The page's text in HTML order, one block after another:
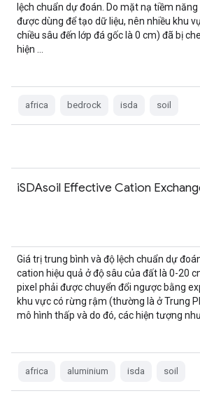
lệch chuẩn dự đoán. Do mặt nạ tiềm
được dùng để tạo dữ liệu, nên nhiều khu
chiều sâu đến lớp đá gốc là 0 cm) đã bị
hiện …
africa bedrock isda soil
iSDAsoil Effective Cation
Giá trị trung bình và độ lệch chuẩn dự
cation hiệu quả ở độ sâu của đất là 0-20
pixel phải được chuyển đổi ngược bằng
khu vực có rừng rậm (thường là ở Trung
mô hình thấp và do đó, các hiện tượng
africa aluminium isda soil